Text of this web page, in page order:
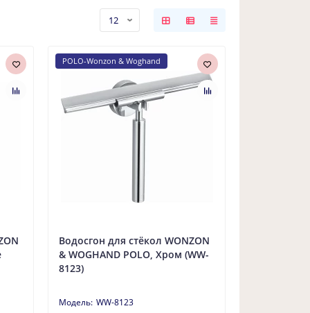
POLO-Wonzon & Woghand
Водосгон для стёкол WONZON
& WOGHAND POLO, Хром (WW-
8123)
WW-8123